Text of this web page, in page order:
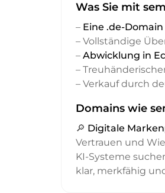
Was Sie mit
– Eine .de-
– Vollständige
– Abwicklung in
–
– Verkauf durch
Domains wie
🔎 Digitale
Vertrauen und
KI-Systeme
klar, merkfähig